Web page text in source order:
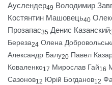
Ауслендер49 Володимир
Костянтин Машовець40
Прозапас35 Денис Казанский
Береза24 Олена
Александр Балу20 Павел
Коваленко17 Мирослав Гай16
Сазонов12 Юрій Богданов12